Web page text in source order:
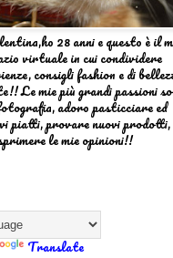
28 anni e questo è il
virtuale in cui condividere
consigli fashion e di
Le mie più grandi passioni
adoro pasticciare ed
piatti, provare nuovi prodotti,
le mie opinioni!!
Translate